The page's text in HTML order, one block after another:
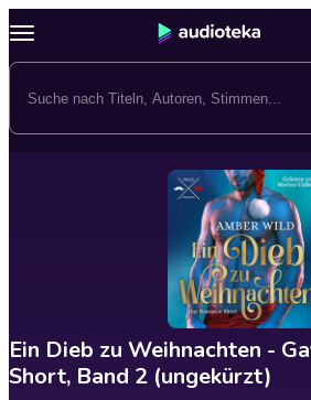
Ein Dieb zu Weihnachten -
Short, Band 2 (ungekürzt)